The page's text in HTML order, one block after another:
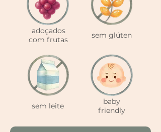
adoçados
com frutas
sem leite
sem glúten
baby
friendly